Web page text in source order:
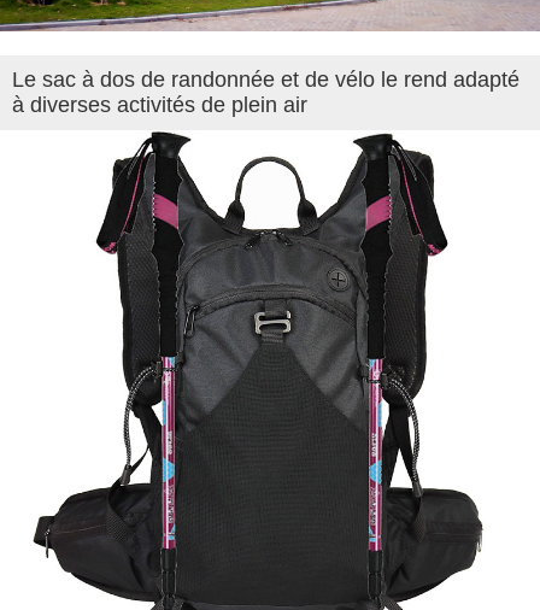
Le sac à dos de randonnée et de vélo le rend adapté
à diverses activités de plein air